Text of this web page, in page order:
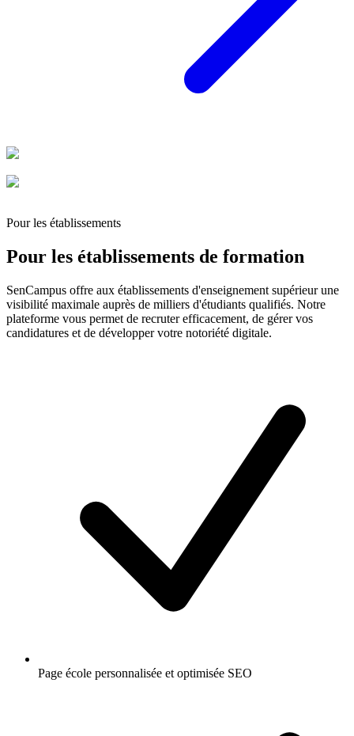
Pour les établissements
Pour les établissements de formation
SenCampus offre aux établissements d'enseignement supérieur une
visibilité maximale auprès de milliers d'étudiants qualifiés. Notre
plateforme vous permet de recruter efficacement, de gérer vos
candidatures et de développer votre notoriété digitale.
Page école personnalisée et optimisée SEO